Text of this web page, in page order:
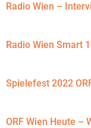
Radio Wien –
Radio Wien Smart
Spielefest 2022
ORF Wien Heute –